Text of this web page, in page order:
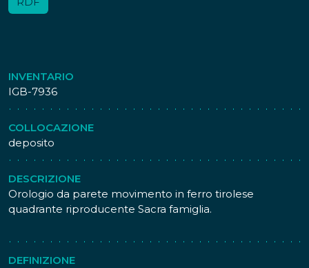
INVENTARIO
IGB-7936
COLLOCAZIONE
deposito
DESCRIZIONE
Orologio da parete movimento in ferro tirolese
quadrante riproducente Sacra famiglia.
DEFINIZIONE